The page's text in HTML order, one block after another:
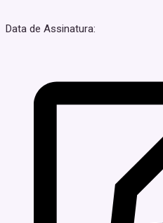
Data de Assinatura: